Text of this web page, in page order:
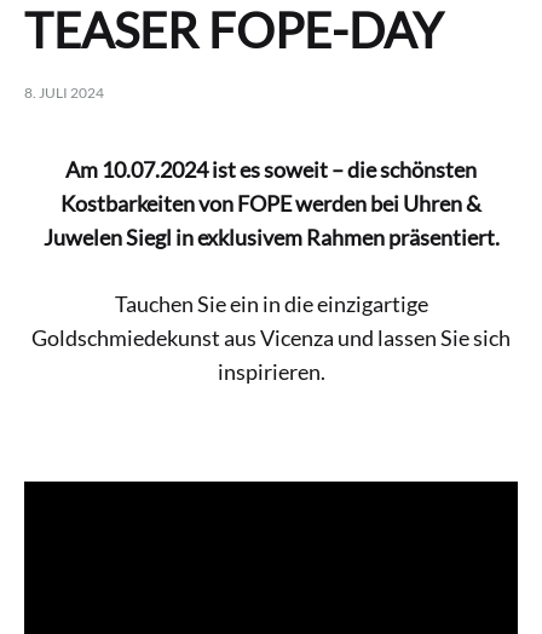
TEASER FOPE-DAY
8. JULI 2024
Am 10.07.2024 ist es soweit – die schönsten
Kostbarkeiten von FOPE werden bei Uhren &
Juwelen Siegl in exklusivem Rahmen präsentiert.
Tauchen Sie ein in die einzigartige
Goldschmiedekunst aus Vicenza und lassen Sie sich
inspirieren.